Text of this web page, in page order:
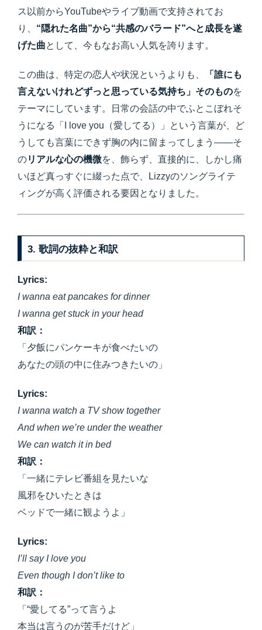
ス以前からYouTubeやライブ動画で支持されてお
り、 “隠れた名曲”から“共感のバラード”へと成長を遂
げた曲として、今もなお高い人気を誇ります。
この曲は、特定の恋人や状況というよりも、
「誰にも
言えないけれどずっと思っている気持ち」そのものを
テーマにしています。日常の会話の中でふとこぼれそ
うになる「I love you（愛してる）」という言葉が、ど
うしても言葉にできず胸の内に留まってしまう——そ
のリアルな心の機微を、飾らず、直接的に、しかし痛
いほど真っすぐに綴った点で、Lizzyのソングライテ
ィングが高く評価される要因となりました。
3. 歌詞の抜粋と和訳
Lyrics:
I wanna eat pancakes for dinner
I wanna get stuck in your head
和訳：
「夕飯にパンケーキが食べたいの
あなたの頭の中に住みつきたいの」
Lyrics:
I wanna watch a TV show together
And when we’re under the weather
We can watch it in bed
和訳：
「一緒にテレビ番組を見たいな
風邪をひいたときは
ベッドで一緒に観ようよ」
Lyrics:
I’ll say I love you
Even though I don’t like to
和訳：
「“愛してる”って言うよ
本当は言うのが苦手だけど」